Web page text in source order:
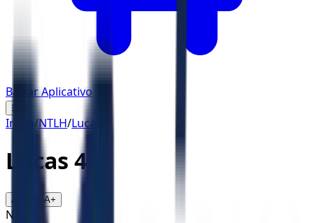
Baixar Aplicativo
☰
Início /NTLH/Lucas
Lucas 4
A- A+
NTLH